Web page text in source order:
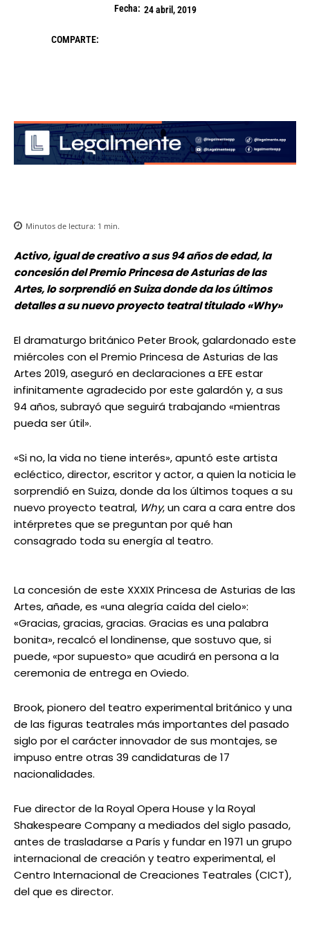
Fecha: 24 abril, 2019
COMPARTE:
Minutos de lectura: 1 min.
Activo, igual de creativo a sus 94 años de edad, la
concesión del Premio Princesa de Asturias de las
Artes, lo sorprendió en Suiza donde da los últimos
detalles a su nuevo proyecto teatral titulado «Why»
El dramaturgo británico Peter Brook, galardonado este
miércoles con el Premio Princesa de Asturias de las
Artes 2019, aseguró en declaraciones a EFE estar
infinitamente agradecido por este galardón y, a sus
94 años, subrayó que seguirá trabajando «mientras
pueda ser útil».
«Si no, la vida no tiene interés», apuntó este artista
ecléctico, director, escritor y actor, a quien la noticia le
sorprendió en Suiza, donde da los últimos toques a su
nuevo proyecto teatral, Why, un cara a cara entre dos
intérpretes que se preguntan por qué han
consagrado toda su energía al teatro.
La concesión de este XXXIX Princesa de Asturias de las
Artes, añade, es «una alegría caída del cielo»:
«Gracias, gracias, gracias. Gracias es una palabra
bonita», recalcó el londinense, que sostuvo que, si
puede, «por supuesto» que acudirá en persona a la
ceremonia de entrega en Oviedo.
Brook, pionero del teatro experimental británico y una
de las figuras teatrales más importantes del pasado
siglo por el carácter innovador de sus montajes, se
impuso entre otras 39 candidaturas de 17
nacionalidades.
Fue director de la Royal Opera House y la Royal
Shakespeare Company a mediados del siglo pasado,
antes de trasladarse a París y fundar en 1971 un grupo
internacional de creación y teatro experimental, el
Centro Internacional de Creaciones Teatrales (CICT),
del que es director.